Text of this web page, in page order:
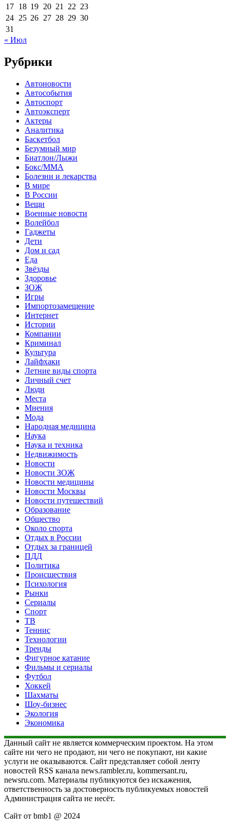
17 18 19 20 21 22 23
24 25 26 27 28 29 30
31
« Июл
Рубрики
Автоновости
Автособытия
Автоспорт
Автоэксперт
Актеры
Аналитика
Баскетбол
Безумный мир
Биатлон/Лыжи
Бокс/MMA
Болезни и лекарства
В мире
В России
Вещи
Военные новости
Волейбол
Гаджеты
Дети
Дом и сад
Еда
Звёзды
Здоровье
ЗОЖ
Игры
Импортозамещение
Интернет
Истории
Компании
Криминал
Культура
Лайфхаки
Летние виды спорта
Личный счет
Люди
Места
Мнения
Мода
Народная медицина
Наука
Наука и техника
Недвижимость
Новости
Новости ЗОЖ
Новости медицины
Новости Москвы
Новости путешествий
Образование
Общество
Около спорта
Отдых в России
Отдых за границей
ПДД
Политика
Происшествия
Психология
Рынки
Сериалы
Спорт
ТВ
Теннис
Технологии
Тренды
Фигурное катание
Фильмы и сериалы
Футбол
Хоккей
Шахматы
Шоу-бизнес
Экология
Экономика
Данный сайт не является коммерческим проектом. На этом
сайте ни чего не продают, ни чего не покупают, ни какие
услуги не оказываются. Сайт представляет собой ленту
новостей RSS канала news.rambler.ru, kommersant.ru,
newsru.com. Материалы публикуются без искажения,
ответственность за достоверность публикуемых новостей
Администрация сайта не несёт.
Сайт от bmb1 @ 2024